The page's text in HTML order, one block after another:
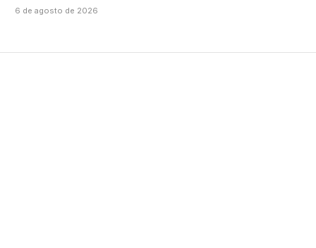
6 de agosto de 2026